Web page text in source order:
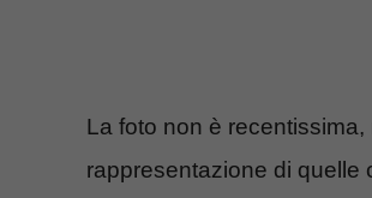
La foto non è
rappresentazione di quelle